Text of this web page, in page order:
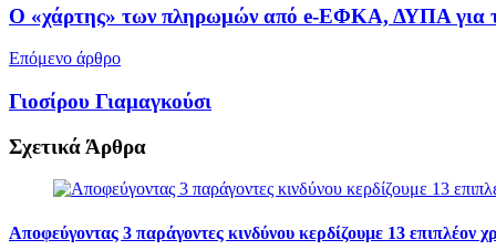
Ο «χάρτης» των πληρωμών από e-ΕΦΚΑ, ΔΥΠΑ για
Επόμενο άρθρο
Γιοσίρου Γιαμαγκούσι
Σχετικά Άρθρα
Αποφεύγοντας 3 παράγοντες κινδύνου κερδίζουμε 13 επιπλέον